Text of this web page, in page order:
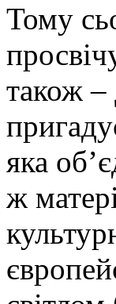
Тому
також –
яка
ж